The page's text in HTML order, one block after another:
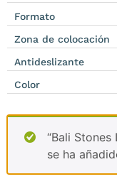
Formato
Zona de colocación
Antideslizante
Color
“Bali
se ha